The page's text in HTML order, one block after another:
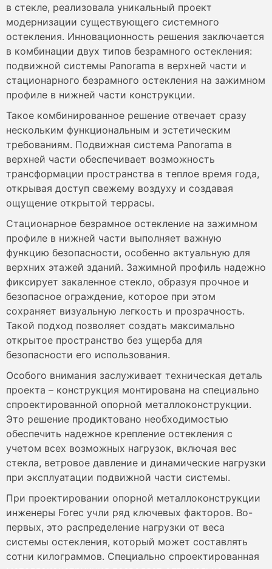
в стекле, реализовала уникальный проект
модернизации существующего системного
остекления. Инновационность решения заключается
в комбинации двух типов безрамного остекления:
подвижной системы Panorama в верхней части и
стационарного безрамного остекления на зажимном
профиле в нижней части конструкции.
Такое комбинированное решение отвечает сразу
нескольким функциональным и эстетическим
требованиям. Подвижная система Panorama в
верхней части обеспечивает возможность
трансформации пространства в теплое время года,
открывая доступ свежему воздуху и создавая
ощущение открытой террасы.
Стационарное безрамное остекление на зажимном
профиле в нижней части выполняет важную
функцию безопасности, особенно актуальную для
верхних этажей зданий. Зажимной профиль надежно
фиксирует закаленное стекло, образуя прочное и
безопасное ограждение, которое при этом
сохраняет визуальную легкость и прозрачность.
Такой подход позволяет создать максимально
открытое пространство без ущерба для
безопасности его использования.
Особого внимания заслуживает техническая деталь
проекта – конструкция монтирована на специально
спроектированной опорной металлоконструкции.
Это решение продиктовано необходимостью
обеспечить надежное крепление остекления с
учетом всех возможных нагрузок, включая вес
стекла, ветровое давление и динамические нагрузки
при эксплуатации подвижной части системы.
При проектировании опорной металлоконструкции
инженеры Forec учли ряд ключевых факторов. Во-
первых, это распределение нагрузки от веса
системы остекления, который может составлять
сотни килограммов. Специально спроектированная